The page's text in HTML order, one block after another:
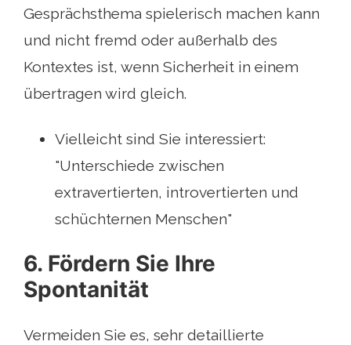
Gesprächsthema spielerisch machen kann
und nicht fremd oder außerhalb des
Kontextes ist, wenn Sicherheit in einem
übertragen wird gleich.
Vielleicht sind Sie interessiert:
"Unterschiede zwischen
extravertierten, introvertierten und
schüchternen Menschen"
6. Fördern Sie Ihre
Spontanität
Vermeiden Sie es, sehr detaillierte